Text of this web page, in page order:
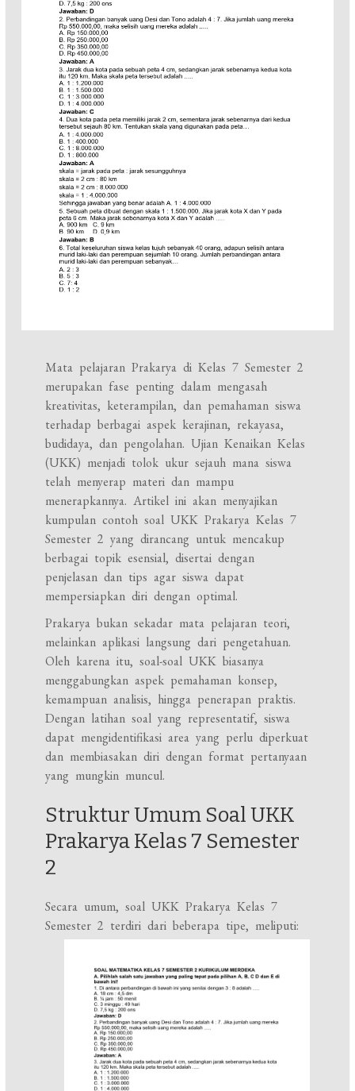
Mata pelajaran Prakarya di Kelas 7 Semester 2
merupakan fase penting dalam mengasah
kreativitas, keterampilan, dan pemahaman siswa
terhadap berbagai aspek kerajinan, rekayasa,
budidaya, dan pengolahan. Ujian Kenaikan Kelas
(UKK) menjadi tolok ukur sejauh mana siswa
telah menyerap materi dan mampu
menerapkannya. Artikel ini akan menyajikan
kumpulan contoh soal UKK Prakarya Kelas 7
Semester 2 yang dirancang untuk mencakup
berbagai topik esensial, disertai dengan
penjelasan dan tips agar siswa dapat
mempersiapkan diri dengan optimal.
Prakarya bukan sekadar mata pelajaran teori,
melainkan aplikasi langsung dari pengetahuan.
Oleh karena itu, soal-soal UKK biasanya
menggabungkan aspek pemahaman konsep,
kemampuan analisis, hingga penerapan praktis.
Dengan latihan soal yang representatif, siswa
dapat mengidentifikasi area yang perlu diperkuat
dan membiasakan diri dengan format pertanyaan
yang mungkin muncul.
Struktur Umum Soal UKK
Prakarya Kelas 7 Semester
2
Secara umum, soal UKK Prakarya Kelas 7
Semester 2 terdiri dari beberapa tipe, meliputi: